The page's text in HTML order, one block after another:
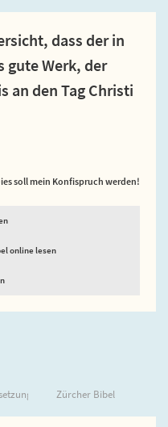
dass der in
gute Werk, der
an den Tag Christi
soll mein Konfispruch werden!
online lesen
Zürcher Bibel